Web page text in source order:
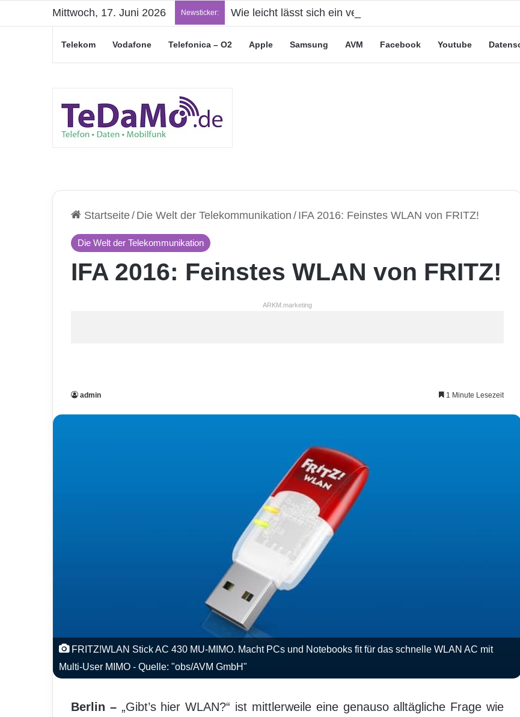
Mittwoch, 17. Juni 2026 Newsticker: Wie leicht lässt sich ein verlorenes Smartphone
Telekom Vodafone Telefonica – O2 Apple Samsung AVM Facebook Youtube
Startseite/ Die Welt der Telekommunikation / IFA 2016: Feinstes WLAN von FRITZ!
Die Welt der Telekommunikation
IFA 2016: Feinstes WLAN von FRITZ!
ARKM.marketing
admin 1 Minute Lesezeit
FRITZ!WLAN Stick AC 430 MU-MIMO. Macht PCs und Notebooks fit für das schnelle WLAN AC mit
Multi-User MIMO - Quelle: "obs/AVM GmbH"
Berlin – „Gibt’s hier WLAN?“ ist mittlerweile eine genauso alltägliche Frage wie